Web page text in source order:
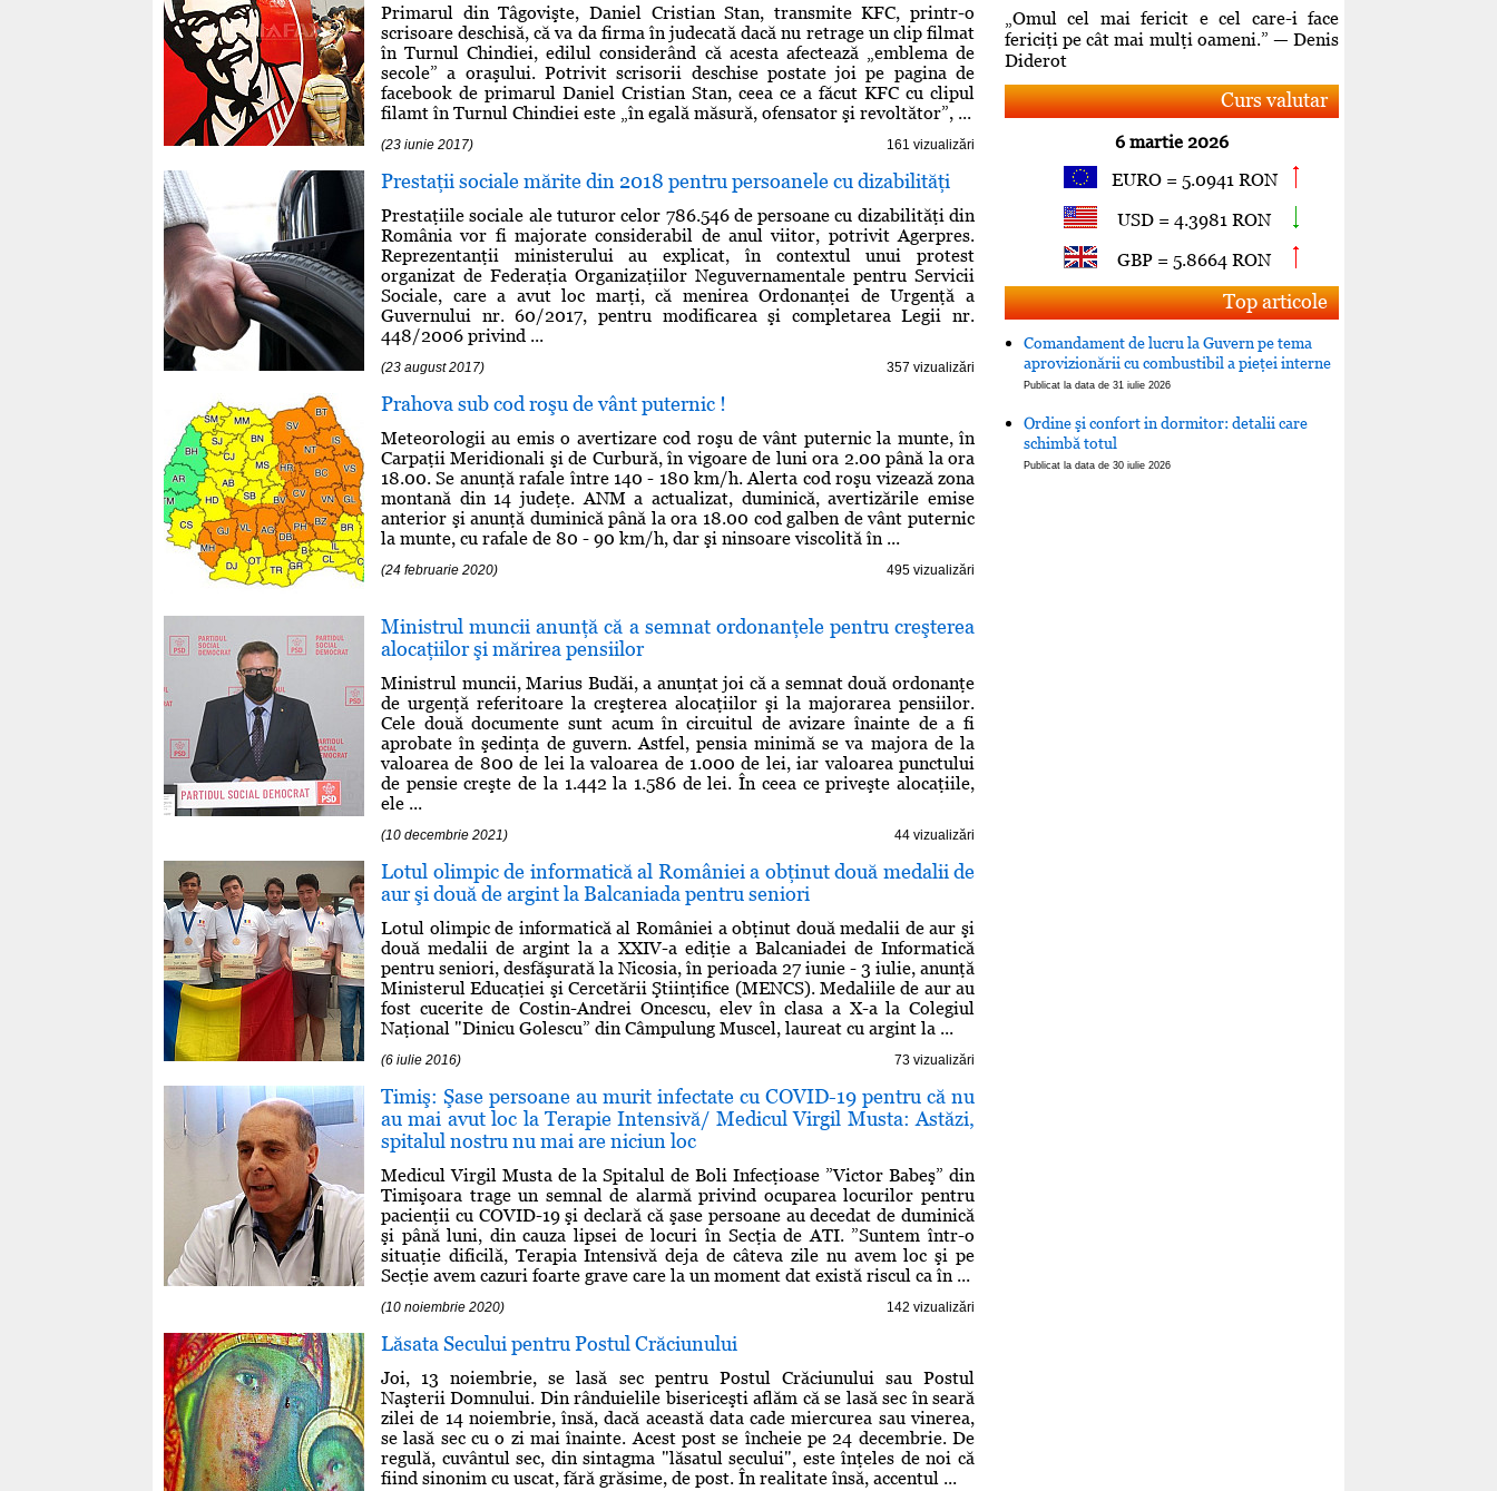
Primarul din Tâgovişte, Daniel Cristian Stan, transmite KFC, printr-o
scrisoare deschisă, că va da firma în judecată dacă nu retrage un clip filmat
în Turnul Chindiei, edilul considerând că acesta afectează „emblema de
secole” a oraşului. Potrivit scrisorii deschise postate joi pe pagina de
facebook de primarul Daniel Cristian Stan, ceea ce a făcut KFC cu clipul
filamt în Turnul Chindiei este „în egală măsură, ofensator şi revoltător”, ...
(23 iunie 2017) 161 vizualizări
Prestaţii sociale mărite din 2018 pentru persoanele cu dizabilităţi
Prestaţiile sociale ale tuturor celor 786.546 de persoane cu dizabilităţi din
România vor fi majorate considerabil de anul viitor, potrivit Agerpres.
Reprezentanţii ministerului au explicat, în contextul unui protest
organizat de Federaţia Organizaţiilor Neguvernamentale pentru Servicii
Sociale, care a avut loc marţi, că menirea Ordonanţei de Urgenţă a
Guvernului nr. 60/2017, pentru modificarea şi completarea Legii nr.
448/2006 privind ...
(23 august 2017) 357 vizualizări
Prahova sub cod roşu de vânt puternic !
Meteorologii au emis o avertizare cod roşu de vânt puternic la munte, în
Carpaţii Meridionali şi de Curbură, în vigoare de luni ora 2.00 până la ora
18.00. Se anunţă rafale între 140 - 180 km/h. Alerta cod roşu vizează zona
montană din 14 judeţe. ANM a actualizat, duminică, avertizările emise
anterior şi anunţă duminică până la ora 18.00 cod galben de vânt puternic
la munte, cu rafale de 80 - 90 km/h, dar şi ninsoare viscolită în ...
(24 februarie 2020) 495 vizualizări
Ministrul muncii anunţă că a semnat ordonanţele pentru creşterea
alocaţiilor şi mărirea pensiilor
Ministrul muncii, Marius Budăi, a anunţat joi că a semnat două ordonanţe
de urgenţă referitoare la creşterea alocaţiilor şi la majorarea pensiilor.
Cele două documente sunt acum în circuitul de avizare înainte de a fi
aprobate în şedinţa de guvern. Astfel, pensia minimă se va majora de la
valoarea de 800 de lei la valoarea de 1.000 de lei, iar valoarea punctului
de pensie creşte de la 1.442 la 1.586 de lei. În ceea ce priveşte alocaţiile,
ele ...
(10 decembrie 2021) 44 vizualizări
Lotul olimpic de informatică al României a obţinut două medalii de
aur şi două de argint la Balcaniada pentru seniori
Lotul olimpic de informatică al României a obţinut două medalii de aur şi
două medalii de argint la a XXIV-a ediţie a Balcaniadei de Informatică
pentru seniori, desfăşurată la Nicosia, în perioada 27 iunie - 3 iulie, anunţă
Ministerul Educaţiei şi Cercetării Ştiinţifice (MENCS). Medaliile de aur au
fost cucerite de Costin-Andrei Oncescu, elev în clasa a X-a la Colegiul
Naţional "Dinicu Golescu” din Câmpulung Muscel, laureat cu argint la ...
(6 iulie 2016) 73 vizualizări
Timiş: Şase persoane au murit infectate cu COVID-19 pentru că nu
au mai avut loc la Terapie Intensivă/ Medicul Virgil Musta: Astăzi,
spitalul nostru nu mai are niciun loc
Medicul Virgil Musta de la Spitalul de Boli Infecţioase ”Victor Babeş” din
Timişoara trage un semnal de alarmă privind ocuparea locurilor pentru
pacienţii cu COVID-19 şi declară că şase persoane au decedat de duminică
şi până luni, din cauza lipsei de locuri în Secţia de ATI. ”Suntem într-o
situaţie dificilă, Terapia Intensivă deja de câteva zile nu avem loc şi pe
Secţie avem cazuri foarte grave care la un moment dat există riscul ca în ...
(10 noiembrie 2020) 142 vizualizări
Lăsata Secului pentru Postul Crăciunului
Joi, 13 noiembrie, se lasă sec pentru Postul Crăciunului sau Postul
Naşterii Domnului. Din rânduielile bisericeşti aflăm că se lasă sec în seară
zilei de 14 noiembrie, însă, dacă această data cade miercurea sau vinerea,
se lasă sec cu o zi mai înainte. Acest post se încheie pe 24 decembrie. De
regulă, cuvântul sec, din sintagma "lăsatul secului", este înţeles de noi că
fiind sinonim cu uscat, fără grăsime, de post. În realitate însă, accentul ...
„Omul cel mai fericit e cel care-i face
fericiţi pe cât mai mulţi oameni.” — Denis
Diderot
Curs valutar
6 martie 2026
EURO = 5.0941 RON
USD = 4.3981 RON
GBP = 5.8664 RON
Top articole
Comandament de lucru la Guvern pe tema
aprovizionării cu combustibil a pieţei interne
Publicat la data de 31 iulie 2026
Ordine şi confort in dormitor: detalii care
schimbă totul
Publicat la data de 30 iulie 2026